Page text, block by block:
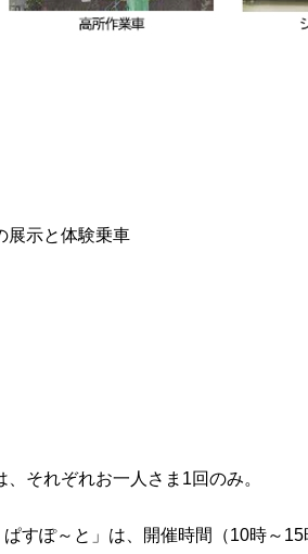
展示と体験乗車
それぞれお一人さま1回のみ。
すぽ～と」は、開催時間（10時～